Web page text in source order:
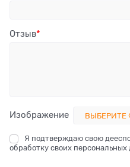
Отзыв
Изображение ВЫБЕРИТЕ
Я подтверждаю свою
обработку своих персональных